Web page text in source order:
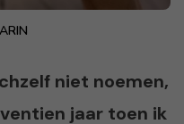
niet noemen,
jaar toen ik